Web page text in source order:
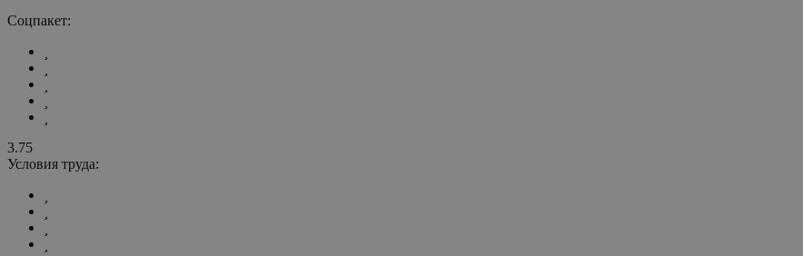
Соцпакет:
3.75
Условия труда: